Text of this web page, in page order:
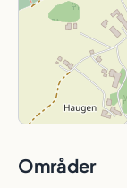
Områder